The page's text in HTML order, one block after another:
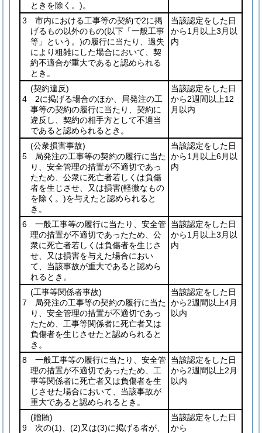
ときを除く。)。
3 市内における工事等の契約で2に掲
げるもの以外のもの(以下「一般工事
等」という。)の履行に当たり、過失
により粗雑にした場合において、契
約不適合が重大であると認められる
とき。
当該認定をした日
から1月以上3月以
内
(契約違反)
4 2に掲げる場合のほか、局発注の工
事等の契約の履行に当たり、契約に
違反し、契約の相手方として不適当
であると認められるとき。
当該認定をした日
から2週間以上12
月以内
(公衆損害事故)
5 局発注の工事等の契約の履行に当た
り、安全管理の措置が不適切であっ
たため、公衆に死亡者若しくは負傷
者を生じさせ、又は損害(軽微なもの
を除く。)を与えたと認められると
き。
当該認定をした日
から1月以上6月以
内
6 一般工事等の履行に当たり、安全管
理の措置が不適切であったため、公
衆に死亡者若しくは負傷者を生じさ
せ、又は損害を与えた場合におい
て、当該事故が重大であると認めら
れるとき。
当該認定をした日
から1月以上3月以
内
(工事等関係者事故)
7 局発注の工事等の契約の履行に当た
り、安全管理の措置が不適切であっ
たため、工事等関係者に死亡者又は
負傷者を生じさせたと認められると
き。
当該認定をした日
から2週間以上4月
以内
8 一般工事等の履行に当たり、安全管
理の措置が不適切であったため、工
事等関係者に死亡者又は負傷者を生
じさせた場合において、当該事故が
重大であると認められるとき。
当該認定をした日
から2週間以上2月
以内
(贈賄)
9 次の(1) (2)又は(3)に掲げる者が、
当該認定をした日
から